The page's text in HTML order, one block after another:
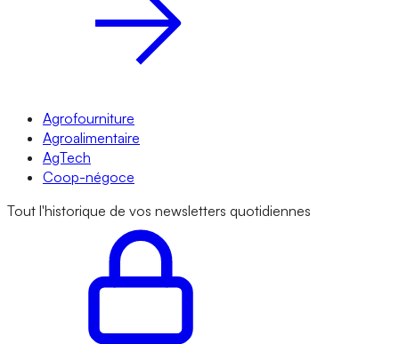
Agrofourniture
Agroalimentaire
AgTech
Coop-négoce
Tout l'historique de vos newsletters quotidiennes